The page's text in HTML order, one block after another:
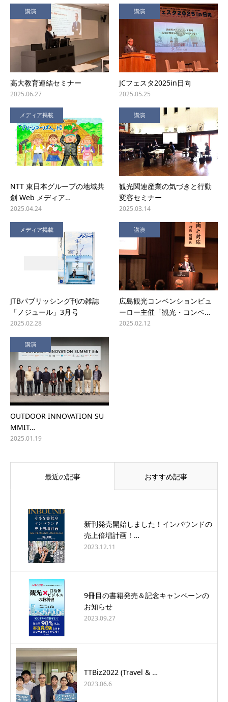
講演
高大教育連結セミナー
2025.06.27
講演
JCフェスタ2025in日向
2025.05.25
メディア掲載
NTT 東日本グループの地域共
創 Web メディア…
2025.04.24
講演
観光関連産業の気づきと行動
変容セミナー
2025.03.14
メディア掲載
JTBパブリッシング刊の雑誌
「ノジュール」3月号
2025.02.28
講演
広島観光コンベンションビュ
ーロー主催「観光・コンベ…
2025.02.12
講演
OUTDOOR INNOVATION SU
MMIT…
2025.01.19
最近の記事 おすすめ記事
新刊発売開始しました！インバウンドの
売上倍増計画！…
2023.12.11
9冊目の書籍発売＆記念キャンペーンの
お知らせ
2023.09.27
TTBiz2022 (Travel & …
2023.06.6